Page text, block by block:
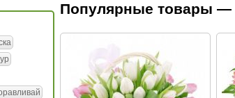
Популярные товары